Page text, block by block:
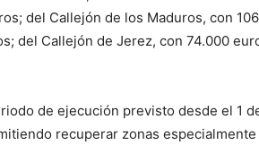
del Callejón de los Maduros, con
del Callejón de Jerez, con 74.000
de ejecución previsto desde el 1
recuperar zonas